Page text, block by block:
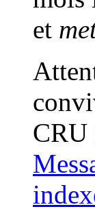
et
CRU